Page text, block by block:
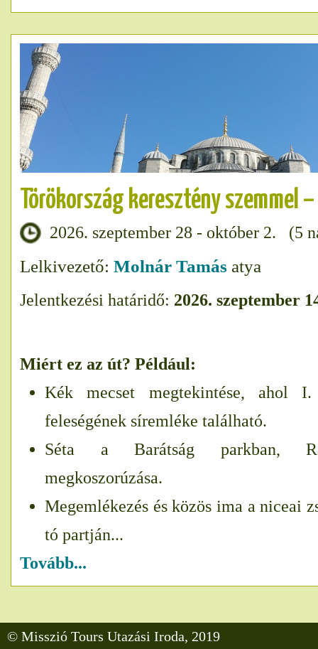
Törökország keresztény szemmel
2026. szeptember 28 - október 2. (5
Lelkivezető: Molnár Tamás atya
Jelentkezési határidő: 2026. szeptember
Miért ez az út? Például:
Kék mecset megtekintése, ahol
feleségének síremléke található.
Séta a Barátság parkban,
megkoszorúzása.
Megemlékezés és közös ima a niceai
tó partján...
Tovább...
© Misszió Tours Utazási Iroda, 2019